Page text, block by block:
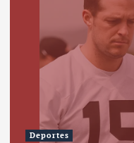
Deportes